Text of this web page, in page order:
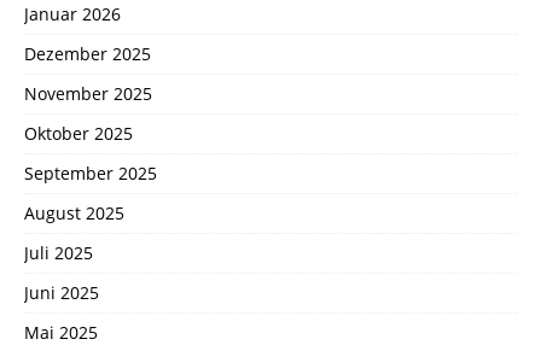
Januar 2026
Dezember 2025
November 2025
Oktober 2025
September 2025
August 2025
Juli 2025
Juni 2025
Mai 2025